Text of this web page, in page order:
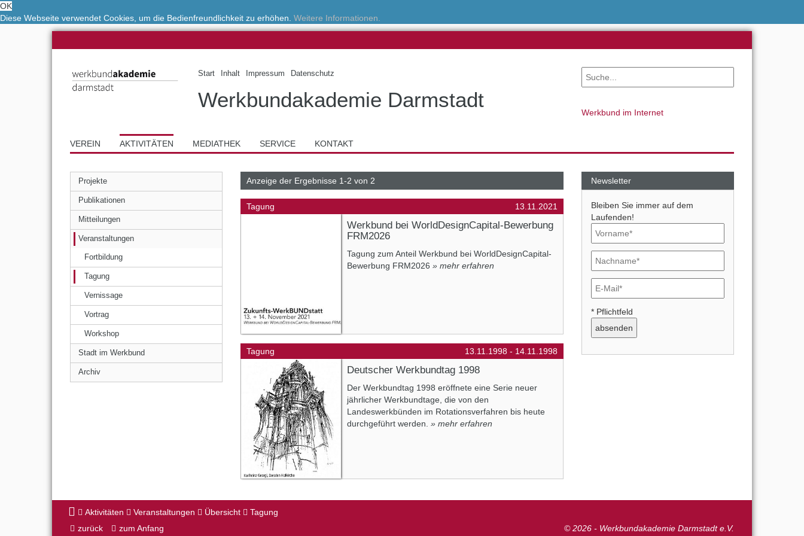
OK
Diese Webseite verwendet Cookies, um die Bedienfreundlichkeit zu erhöhen. Weitere Informationen.
Start Inhalt Impressum Datenschutz
Werkbundakademie Darmstadt
Werkbund im Internet
VEREIN AKTIVITÄTEN MEDIATHEK SERVICE KONTAKT
Projekte
Publikationen
Mitteilungen
Veranstaltungen
Fortbildung
Tagung
Vernissage
Vortrag
Workshop
Stadt im Werkbund
Archiv
Anzeige der Ergebnisse 1-2 von 2
Tagung 13.11.2021
Werkbund bei WorldDesignCapital-Bewerbung
FRM2026
Tagung zum Anteil Werkbund bei WorldDesignCapital-
Bewerbung FRM2026 » mehr erfahren
Tagung 13.11.1998 - 14.11.1998
Deutscher Werkbundtag 1998
Der Werkbundtag 1998 eröffnete eine Serie neuer
jährlicher Werkbundtage, die von den
Landeswerkbünden im Rotationsverfahren bis heute
durchgeführt werden. » mehr erfahren
Newsletter
Bleiben Sie immer auf dem
Laufenden!
* Pflichtfeld
Aktivitäten Veranstaltungen Übersicht
Tagung
zurück
zum Anfang © 2026 - Werkbundakademie Darmstadt e.V.